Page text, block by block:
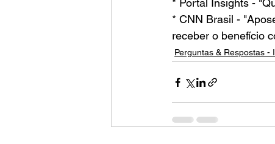
* Portal Insights -
* CNN Brasil -
receber o benefício
Perguntas & Respostas -